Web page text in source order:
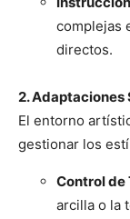
complejas
directos.
2. Adaptaciones
El entorno
gestionar los
Control de
arcilla o la